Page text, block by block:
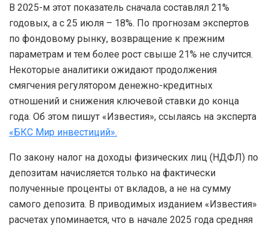
В 2025-м этот показатель сначала составлял 21%
годовых, а с 25 июля – 18%. По прогнозам экспертов
по фондовому рынку, возвращение к прежним
параметрам и тем более рост свыше 21% не случится.
Некоторые аналитики ожидают продолжения
смягчения регулятором денежно-кредитных
отношений и снижения ключевой ставки до конца
года. Об этом пишут «Известия», ссылаясь на эксперта
«БКС Мир инвестиций».
По закону налог на доходы физических лиц (НДФЛ) по
депозитам начисляется только на фактически
полученные проценты от вкладов, а не на сумму
самого депозита. В приводимых изданием «Известия»
расчетах упоминается, что в начале 2025 года средняя